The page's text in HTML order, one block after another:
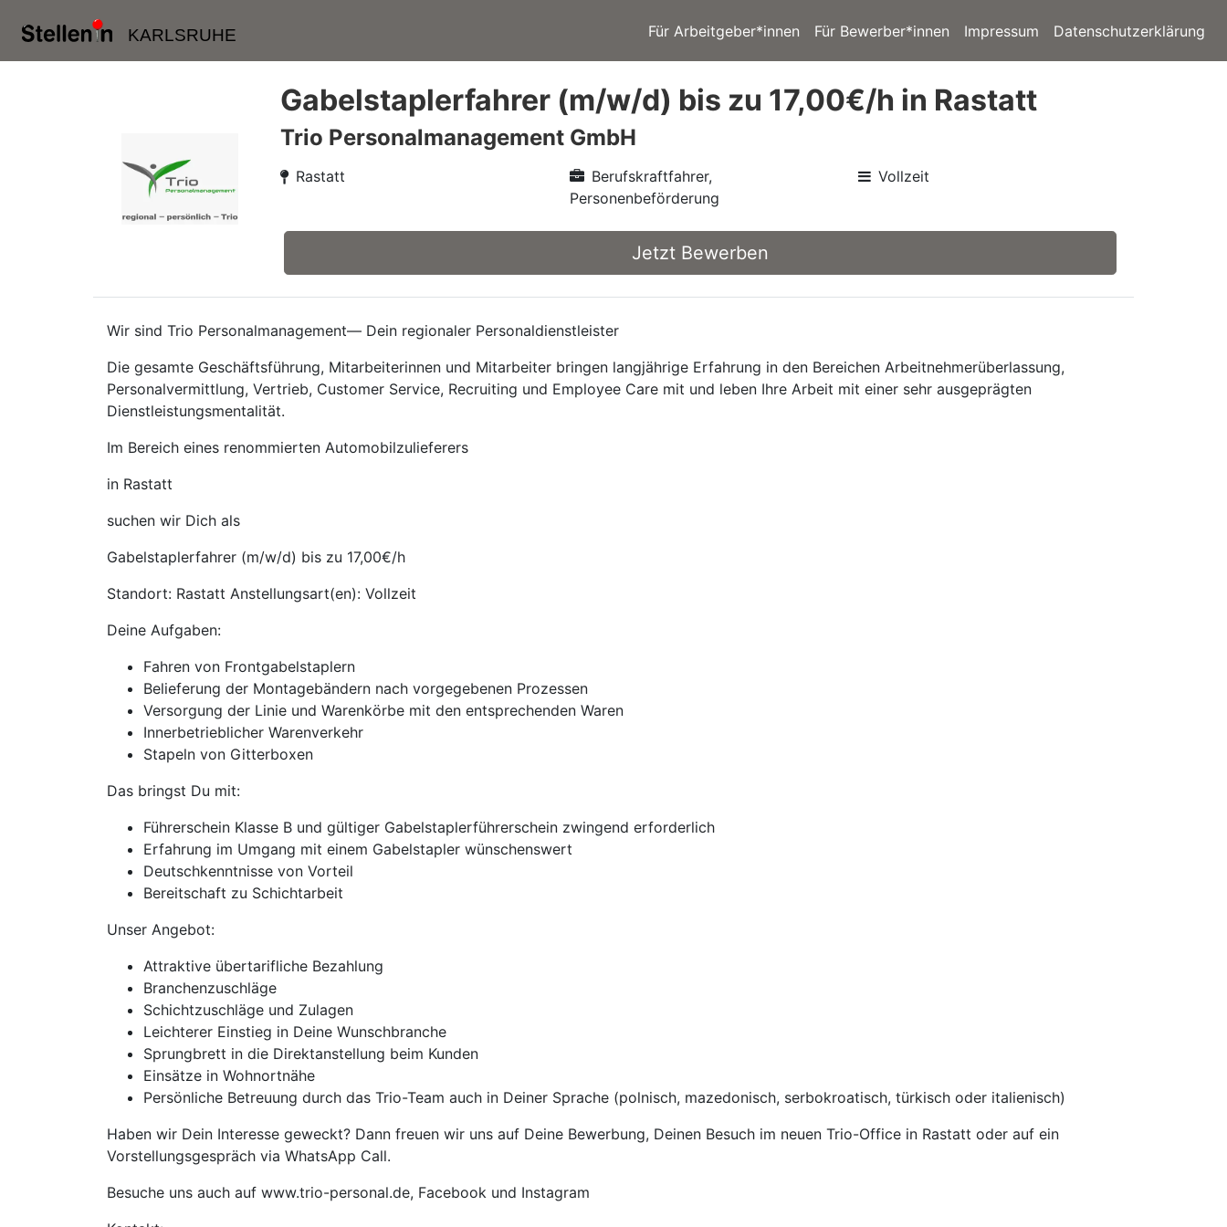
KARLSRUHE Für Arbeitgeber*innen Für Bewerber*innen Impressum Datenschutzerklärung
Gabelstaplerfahrer (m/w/d) bis zu 17,00€/h in Rastatt
Trio Personalmanagement GmbH
Rastatt
Berufskraftfahrer,
Personenbeförderung
Vollzeit
Jetzt Bewerben
Wir sind Trio Personalmanagement— Dein regionaler Personaldienstleister
Die gesamte Geschäftsführung, Mitarbeiterinnen und Mitarbeiter bringen langjährige Erfahrung in den Bereichen Arbeitnehmerüberlassung,
Personalvermittlung, Vertrieb, Customer Service, Recruiting und Employee Care mit und leben Ihre Arbeit mit einer sehr ausgeprägten
Dienstleistungsmentalität.
Im Bereich eines renommierten Automobilzulieferers
in Rastatt
suchen wir Dich als
Gabelstaplerfahrer (m/w/d) bis zu 17,00€/h
Standort: Rastatt Anstellungsart(en): Vollzeit
Deine Aufgaben:
Fahren von Frontgabelstaplern
Belieferung der Montagebändern nach vorgegebenen Prozessen
Versorgung der Linie und Warenkörbe mit den entsprechenden Waren
Innerbetrieblicher Warenverkehr
Stapeln von Gitterboxen
Das bringst Du mit:
Führerschein Klasse B und gültiger Gabelstaplerführerschein zwingend erforderlich
Erfahrung im Umgang mit einem Gabelstapler wünschenswert
Deutschkenntnisse von Vorteil
Bereitschaft zu Schichtarbeit
Unser Angebot:
Attraktive übertarifliche Bezahlung
Branchenzuschläge
Schichtzuschläge und Zulagen
Leichterer Einstieg in Deine Wunschbranche
Sprungbrett in die Direktanstellung beim Kunden
Einsätze in Wohnortnähe
Persönliche Betreuung durch das Trio-Team auch in Deiner Sprache (polnisch, mazedonisch, serbokroatisch, türkisch oder italienisch)
Haben wir Dein Interesse geweckt? Dann freuen wir uns auf Deine Bewerbung, Deinen Besuch im neuen Trio-Office in Rastatt oder auf ein
Vorstellungsgespräch via WhatsApp Call.
Besuche uns auch auf www.trio-personal.de, Facebook und Instagram